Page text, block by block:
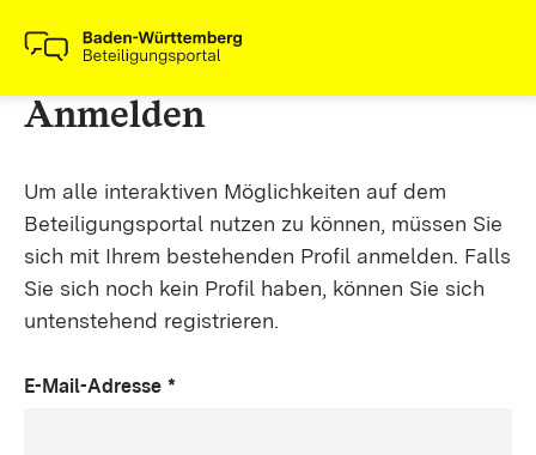
Anmelden
Um alle interaktiven Möglichkeiten auf dem
Beteiligungsportal nutzen zu können, müssen Sie
sich mit Ihrem bestehenden Profil anmelden. Falls
Sie sich noch kein Profil haben, können Sie sich
untenstehend registrieren.
E-Mail-Adresse *